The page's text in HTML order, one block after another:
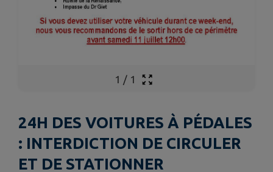
1 / 1
24H DES VOITURES À PÉDALES
: INTERDICTION DE CIRCULER
ET DE STATIONNER